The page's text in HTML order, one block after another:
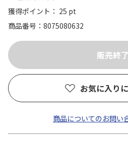
獲得ポイント： 25 pt
商品番号
8075080632
お気に入り
商品についてのお問い